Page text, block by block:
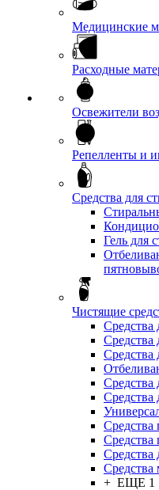
Медицинские
Расходные
Освежители
Репелленты и
Средства для
Гель для
Чистящие
Средства
Средства
Средства
Средства
Средства
Средства
Средства
Средства
+ ЕЩЕ 1